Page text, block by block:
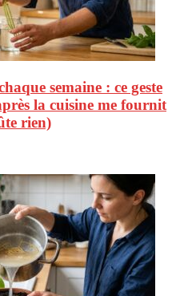
semaine : ce geste
la cuisine me fournit
rien)